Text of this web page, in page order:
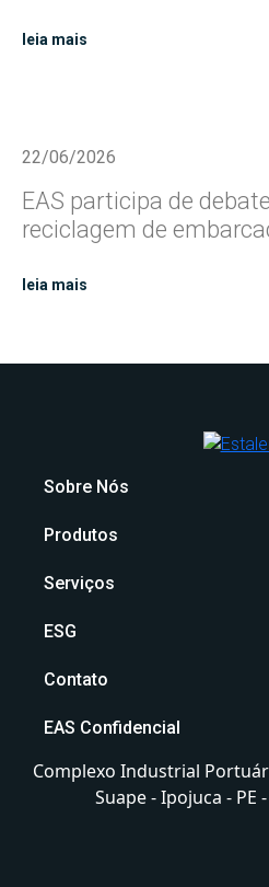
leia mais
22/06/2026
EAS participa de
reciclagem de
leia mais
Sobre Nós
Produtos
Serviços
ESG
Contato
EAS Confidencial
Complexo Industrial
Suape - Ipojuca - PE